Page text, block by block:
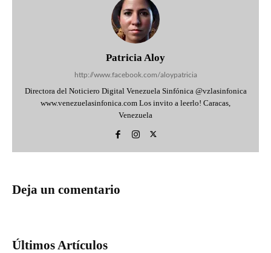
Patricia Aloy
http://www.facebook.com/aloypatricia
Directora del Noticiero Digital Venezuela Sinfónica @vzlasinfonica
www.venezuelasinfonica.com Los invito a leerlo! Caracas,
Venezuela
Deja un comentario
Últimos Artículos